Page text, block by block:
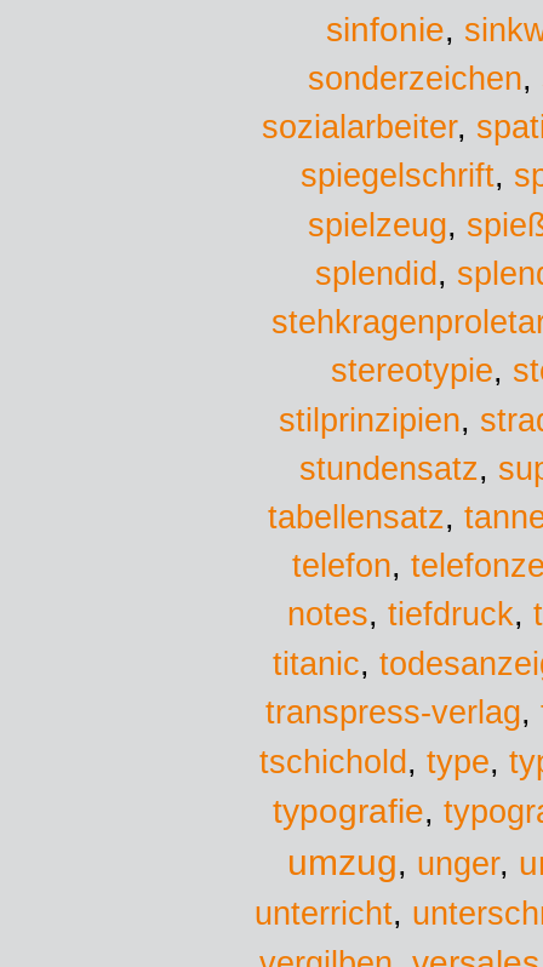
sinfonie,
sonderzeichen,
sozialarbeiter,
spiegelschrift,
spielzeug,
splendid ,
stereotypie,
stilprinzipien,
stundensatz,
tabellensatz,
telefon,
notes, tiefdruck,
titanic,
transpress-verlag,
tschichold , type,
typografie,
umzug, unger,
unterricht,